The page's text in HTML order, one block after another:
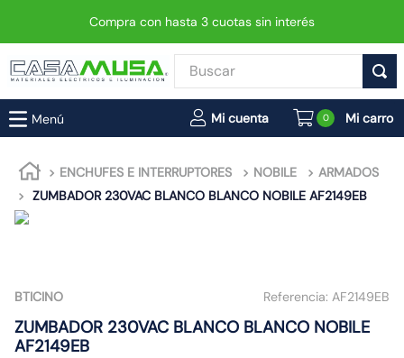
Compra con hasta 3 cuotas sin interés
Buscar
0
ENCHUFES E INTERRUPTORES NOBILE
ARMADOS
ZUMBADOR 230VAC BLANCO BLANCO NOBILE AF2149EB
BTICINO Referencia: AF2149EB
ZUMBADOR 230VAC BLANCO BLANCO NOBILE
AF2149EB
TÉRMINOS MÁS BUSCADOS
1.
enchufe
2.
interruptor
3.
foco
matixgo
7.
foco led